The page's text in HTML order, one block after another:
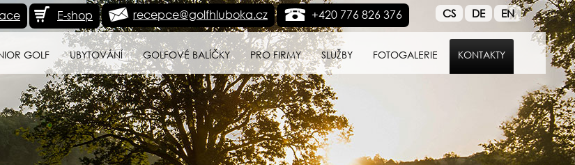
CS DE EN
+420 776 826 376
recepce@golfhluboka.cz
E-shop
GOLF UBYTOVÁNÍ GOLFOVÉ BALÍČKY PRO FIRMY SLUŽBY FOTOGALERIE KONTAKTY